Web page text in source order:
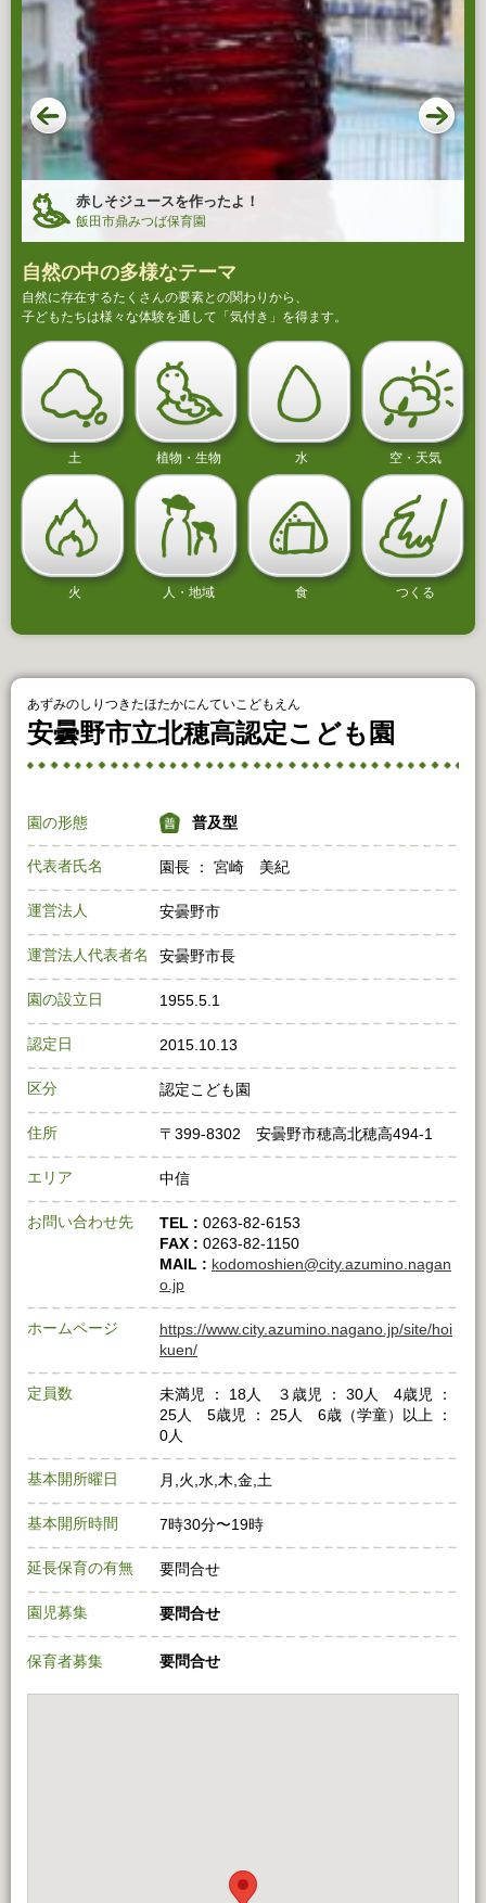
赤しそジュースを作ったよ！
飯田市鼎みつば保育園
自然の中の多様なテーマ
自然に存在するたくさんの要素との関わりから、
子どもたちは様々な体験を通して「気付き」を得ます。
土 植物・生物 水 空・天気
火 人・地域 食 つくる
あずみのしりつきたほたかにんていこどもえん
安曇野市立北穂高認定こども園
園の形態 普及型
代表者氏名 園長 ： 宮崎 美紀
運営法人 安曇野市
運営法人代表者名 安曇野市長
園の設立日 1955.5.1
認定日 2015.10.13
区分 認定こども園
住所 〒399-8302 安曇野市穂高北穂高494-1
エリア 中信
お問い合わせ先 TEL : 0263-82-6153
FAX : 0263-82-1150
MAIL : kodomoshien@city.azumino.nagan
o.jp
ホームページ
https://www.city.azumino.nagano.jp/site/hoi
kuen/
定員数
未満児 ： 18人 ３歳児 ： 30人 4歳児 ：
25人 5歳児 ： 25人 6歳（学童）以上 ：
0人
基本開所曜日 月,火,水,木,金,土
基本開所時間 7時30分〜19時
延長保育の有無 要問合せ
園児募集 要問合せ
保育者募集 要問合せ